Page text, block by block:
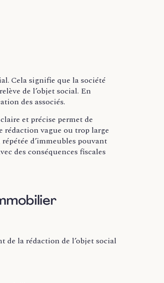
Cela signifie que la société
de l’objet social. En
des associés.
et précise permet de
rédaction vague ou trop large
d’immeubles pouvant
des conséquences fiscales
la rédaction de l’objet social